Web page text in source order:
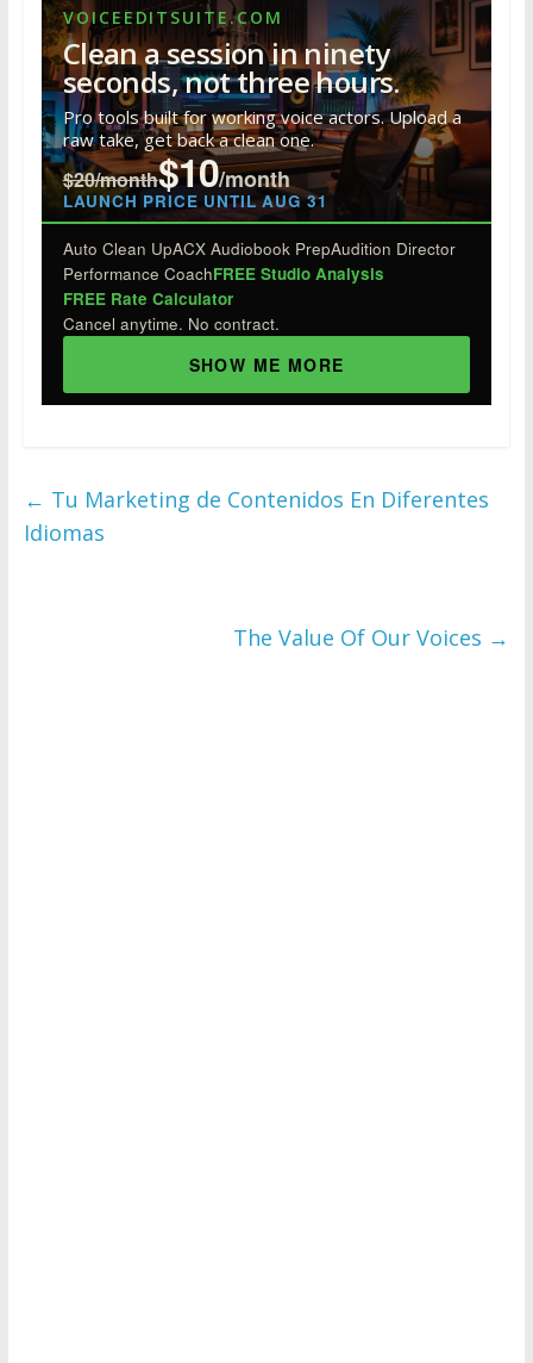
b
o
o
k
er e
dI
n
e
st
bl
r
di
t
e
VOICEEDITSUITE.COM
Clean a session in ninety
seconds, not three hours.
Pro tools built for working voice actors. Upload a
raw take, get back a clean one.
$20/month$10/month
LAUNCH PRICE UNTIL AUG 31
Auto Clean UpACX Audiobook PrepAudition Director
Performance CoachFREE Studio Analysis
FREE Rate Calculator
Cancel anytime. No contract.
SHOW ME MORE
← Tu Marketing de Contenidos En Diferentes
Idiomas
The Value Of Our Voices →